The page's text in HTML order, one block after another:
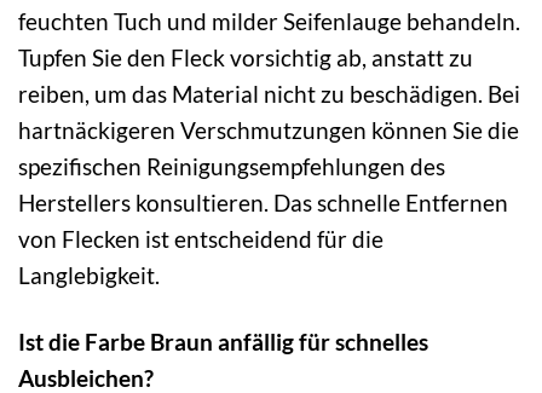
feuchten Tuch und milder Seifenlauge behandeln.
Tupfen Sie den Fleck vorsichtig ab, anstatt zu
reiben, um das Material nicht zu beschädigen. Bei
hartnäckigeren Verschmutzungen können Sie die
spezifischen Reinigungsempfehlungen des
Herstellers konsultieren. Das schnelle Entfernen
von Flecken ist entscheidend für die
Langlebigkeit.
Ist die Farbe Braun anfällig für schnelles
Ausbleichen?